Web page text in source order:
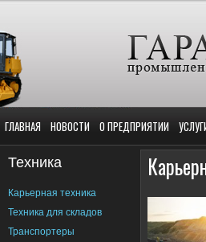
ГЛАВНАЯ НОВОСТИ О ПРЕДПРИЯТИИ
Техника
Карьерная техника
Техника для складов
Транспортеры